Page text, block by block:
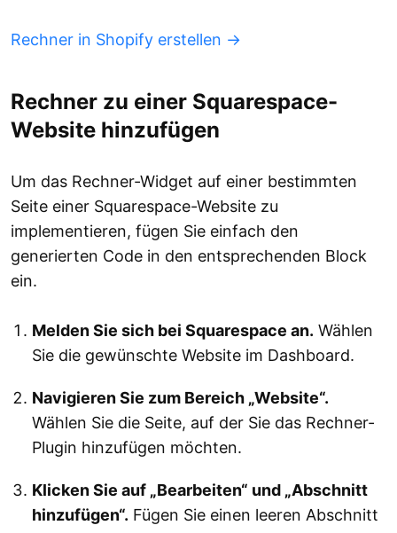
Rechner in Shopify erstellen →
Rechner zu einer Squarespace-
Website hinzufügen
Um das Rechner-Widget auf einer bestimmten
Seite einer Squarespace-Website zu
implementieren, fügen Sie einfach den
generierten Code in den entsprechenden Block
ein.
Melden Sie sich bei Squarespace an. Wählen
Sie die gewünschte Website im Dashboard.
Navigieren Sie zum Bereich „Website“.
Wählen Sie die Seite, auf der Sie das Rechner-
Plugin hinzufügen möchten.
Klicken Sie auf „Bearbeiten“ und „Abschnitt
hinzufügen“. Fügen Sie einen leeren Abschnitt